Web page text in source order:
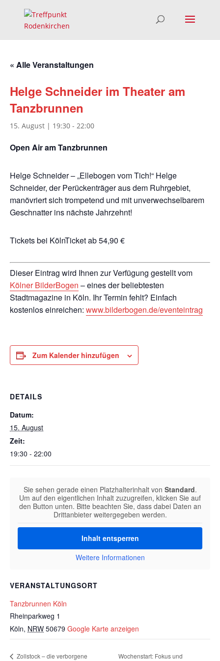
« Alle Veranstaltungen
Helge Schneider im Theater am
Tanzbrunnen
15. August | 19:30 - 22:00
Open Air am Tanzbrunnen
Helge Schneider – „Ellebogen vom Tich!“ Helge
Schneider, der Perückenträger aus dem Ruhrgebiet,
manövriert sich trompetend und mit unverwechselbarem
Geschnatter ins nächste Jahrzehnt!
Tickets bei KölnTicket ab 54,90 €
Dieser Eintrag wird Ihnen zur Verfügung gestellt vom
Kölner BilderBogen – eines der beliebtesten
Stadtmagazine in Köln. Ihr Termin fehlt? Einfach
kostenlos einreichen: www.bilderbogen.de/eventeintrag
Zum Kalender hinzufügen
DETAILS
Datum:
15. August
Zeit:
19:30 - 22:00
VERANSTALTUNGSORT
Tanzbrunnen Köln
Rheinparkweg 1
Köln, NRW 50679 Google Karte anzeigen
Sie sehen gerade einen Platzhalterinhalt von Standard.
Um auf den eigentlichen Inhalt zuzugreifen, klicken Sie auf
den Button unten. Bitte beachten Sie, dass dabei Daten an
Drittanbieter weitergegeben werden.
Inhalt entsperren
Weitere Informationen
Zollstock – die verborgene Wochenstart: Fokus und